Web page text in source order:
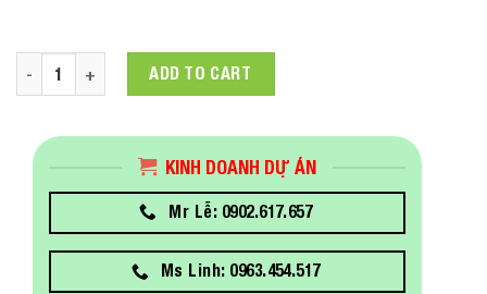
Dàn âm thanh Sony MHC-M40DC SP6 quantity
ADD TO CART
KINH DOANH DỰ ÁN
Mr Lễ: 0902.617.657
Ms Linh: 0963.454.517